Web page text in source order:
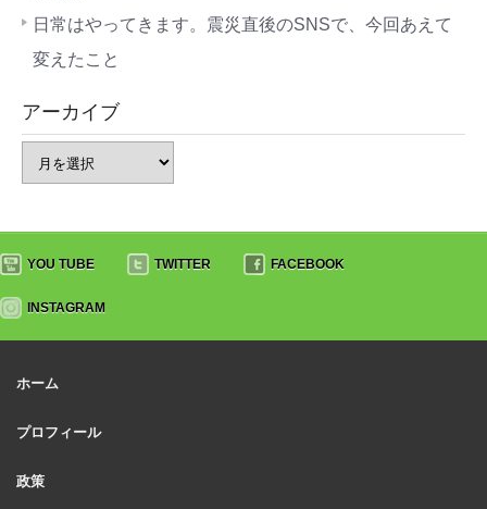
日常はやってきます。震災直後のSNSで、今回あえて
変えたこと
アーカイブ
YOU TUBE TWITTER FACEBOOK
INSTAGRAM
ホーム
プロフィール
政策